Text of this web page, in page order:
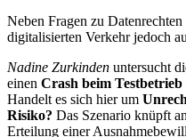
Neben Fragen zu
digitalisierten Verkehr jedoch
Nadine Zurkinden untersucht
einen Crash beim
Handelt es sich hier um
Risiko? Das Szenario knüpft
Erteilung einer